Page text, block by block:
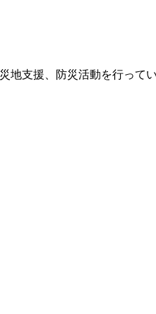
地支援、防災活動を行ってい